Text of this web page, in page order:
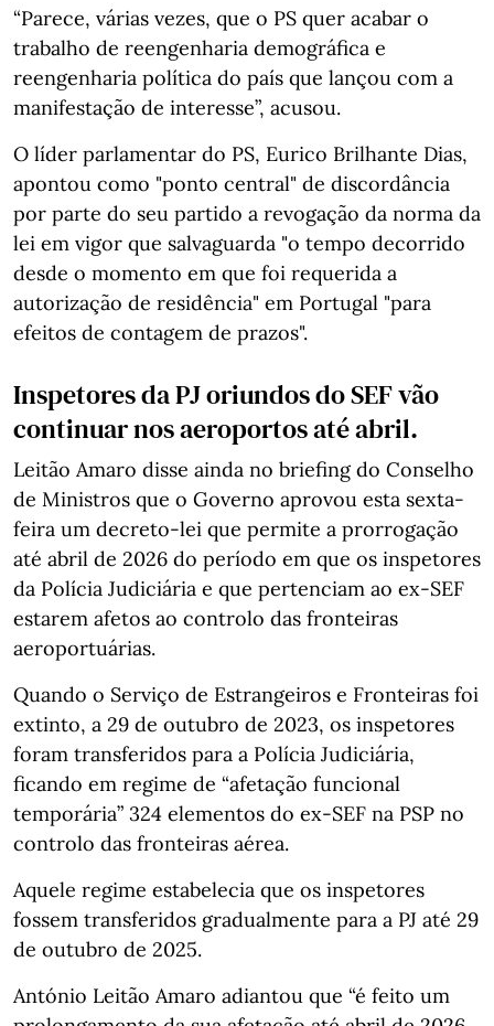
“Parece, várias vezes, que o PS quer acabar o
trabalho de reengenharia demográfica e
reengenharia política do país que lançou com a
manifestação de interesse”, acusou.
O líder parlamentar do PS, Eurico Brilhante Dias,
apontou como "ponto central" de discordância
por parte do seu partido a revogação da norma da
lei em vigor que salvaguarda "o tempo decorrido
desde o momento em que foi requerida a
autorização de residência" em Portugal "para
efeitos de contagem de prazos".
Inspetores da PJ oriundos do SEF vão
continuar nos aeroportos até abril.
Leitão Amaro disse ainda no briefing do Conselho
de Ministros que o Governo aprovou esta sexta-
feira um decreto-lei que permite a prorrogação
até abril de 2026 do período em que os inspetores
da Polícia Judiciária e que pertenciam ao ex-SEF
estarem afetos ao controlo das fronteiras
aeroportuárias.
Quando o Serviço de Estrangeiros e Fronteiras foi
extinto, a 29 de outubro de 2023, os inspetores
foram transferidos para a Polícia Judiciária,
ficando em regime de “afetação funcional
temporária” 324 elementos do ex-SEF na PSP no
controlo das fronteiras aérea.
Aquele regime estabelecia que os inspetores
fossem transferidos gradualmente para a PJ até 29
de outubro de 2025.
António Leitão Amaro adiantou que “é feito um